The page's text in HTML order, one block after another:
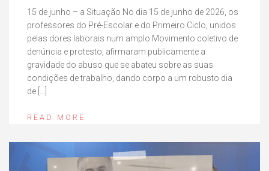
15 de junho – a Situação No dia 15 de junho de 2026, os
professores do Pré-Escolar e do Primeiro Ciclo, unidos
pelas dores laborais num amplo Movimento coletivo de
denúncia e protesto, afirmaram publicamente a
gravidade do abuso que se abateu sobre as suas
condições de trabalho, dando corpo a um robusto dia
de […]
READ MORE